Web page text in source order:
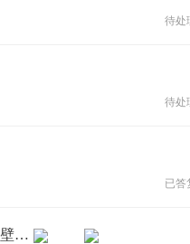
待处
待处
已答
[BUG]设置壁纸的选项，能不能分开，锁屏的壁纸和桌面的壁纸分开，要不然我只能设置一个壁纸